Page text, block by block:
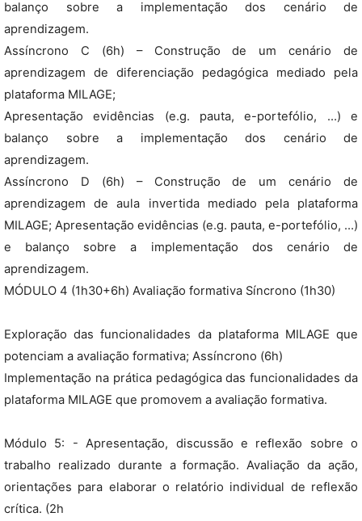
balanço sobre a implementação dos cenário de
aprendizagem.
Assíncrono C (6h) – Construção de um cenário de
aprendizagem de diferenciação pedagógica mediado pela
plataforma MILAGE;
Apresentação evidências (e.g. pauta, e-portefólio, …) e
balanço sobre a implementação dos cenário de
aprendizagem.
Assíncrono D (6h) – Construção de um cenário de
aprendizagem de aula invertida mediado pela plataforma
MILAGE; Apresentação evidências (e.g. pauta, e-portefólio, …)
e balanço sobre a implementação dos cenário de
aprendizagem.
MÓDULO 4 (1h30+6h) Avaliação formativa Síncrono (1h30)
Exploração das funcionalidades da plataforma MILAGE que
potenciam a avaliação formativa; Assíncrono (6h)
Implementação na prática pedagógica das funcionalidades da
plataforma MILAGE que promovem a avaliação formativa.
Módulo 5: - Apresentação, discussão e reflexão sobre o
trabalho realizado durante a formação. Avaliação da ação,
orientações para elaborar o relatório individual de reflexão
crítica. (2h